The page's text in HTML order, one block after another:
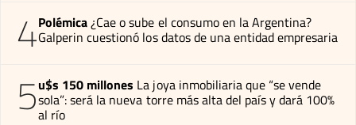
4Polémica¿Cae o sube el consumo en la Argentina?
Galperin cuestionó los datos de una entidad empresaria
5u$s 150 millones La joya inmobiliaria que “se vende
sola”: será la nueva torre más alta del país y dará 100%
al río